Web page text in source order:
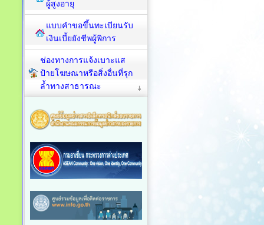
ผู้สูงอายุ
แบบคำขอขึ้นทะเบียนรับ
เงินเบี้ยยังชีพผู้พิการ
ช่องทางการแจ้งเบาะแส
ป้ายโฆษณาหรือสิ่งอื่นที่รุก
ล้ำทางสาธารณะ